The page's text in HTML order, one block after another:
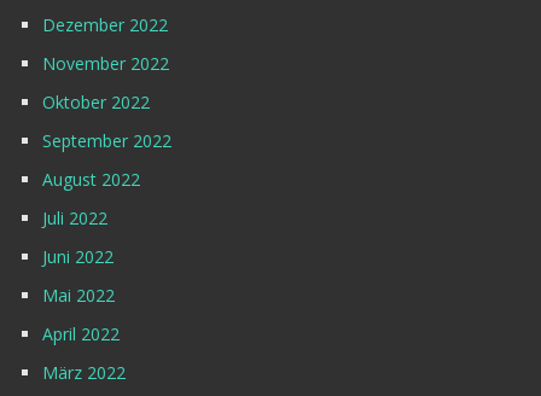
Dezember 2022
November 2022
Oktober 2022
September 2022
August 2022
Juli 2022
Juni 2022
Mai 2022
April 2022
März 2022